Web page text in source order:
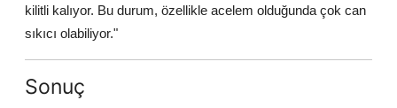
kilitli kalıyor. Bu durum, özellikle acelem olduğunda çok can
sıkıcı olabiliyor."
Sonuç